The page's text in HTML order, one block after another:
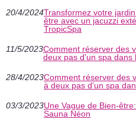
20/4/2024Transformez votre
être avec un jacuzzi
TropicSpa
11/5/2023Comment réserver des
deux pas d'un spa dans
28/4/2023Comment réserver des
à deux pas d'un spa
03/3/2023Une Vague de Bien-
Sauna Néon